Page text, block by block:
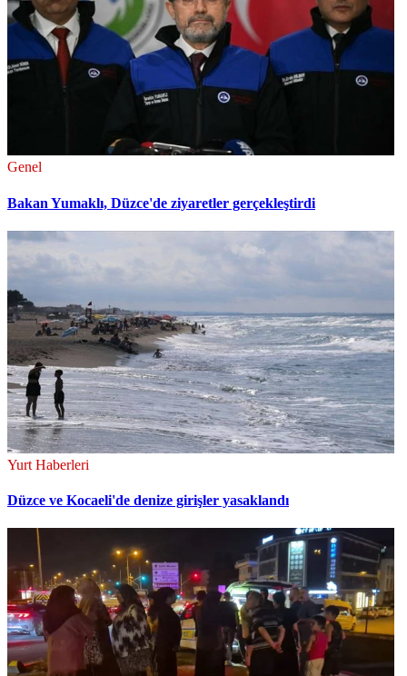
Genel
Bakan Yumaklı, Düzce'de ziyaretler gerçekleştirdi
Yurt Haberleri
Düzce ve Kocaeli'de denize girişler yasaklandı